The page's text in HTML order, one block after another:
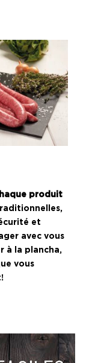
produit
et
avec vous
à la plancha,
vous